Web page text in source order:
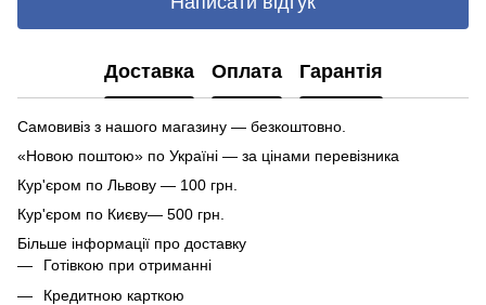
Доставка Оплата Гарантія
Самовивіз з нашого магазину — безкоштовно.
«Новою поштою» по Україні — за цінами перевізника
Кур'єром по Львову — 100 грн.
Кур'єром по Києву— 500 грн.
Більше інформації про доставку
Готівкою при отриманні
Кредитною карткою